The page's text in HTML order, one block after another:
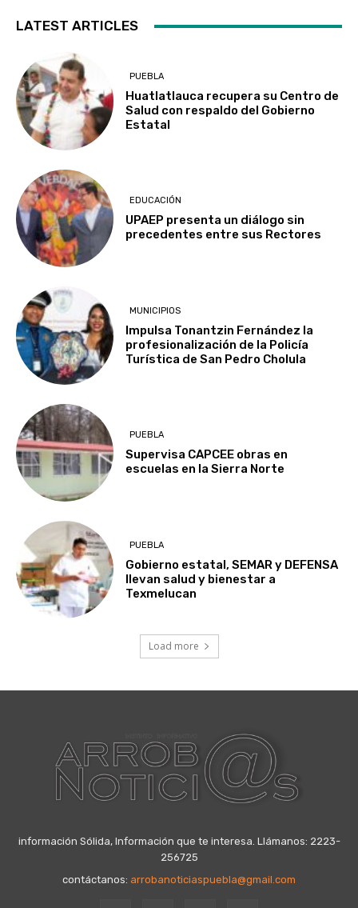
LATEST ARTICLES
PUEBLA
Huatlatlauca recupera su Centro de
Salud con respaldo del Gobierno
Estatal
EDUCACIÓN
UPAEP presenta un diálogo sin
precedentes entre sus Rectores
MUNICIPIOS
Impulsa Tonantzin Fernández la
profesionalización de la Policía
Turística de San Pedro Cholula
PUEBLA
Supervisa CAPCEE obras en
escuelas en la Sierra Norte
PUEBLA
Gobierno estatal, SEMAR y DEFENSA
llevan salud y bienestar a
Texmelucan
Load more
información Sólida, Información que te interesa. Llámanos: 2223-
256725
contáctanos: arrobanoticiaspuebla@gmail.com